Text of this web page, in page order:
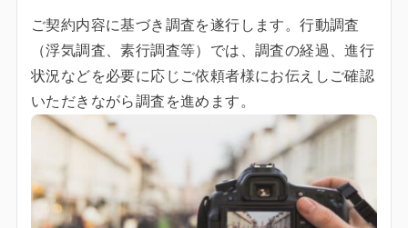
ご契約内容に基づき調査を遂行します。行動調査
（浮気調査、素行調査等）では、調査の経過、進行
状況などを必要に応じご依頼者様にお伝えしご確認
いただきながら調査を進めます。